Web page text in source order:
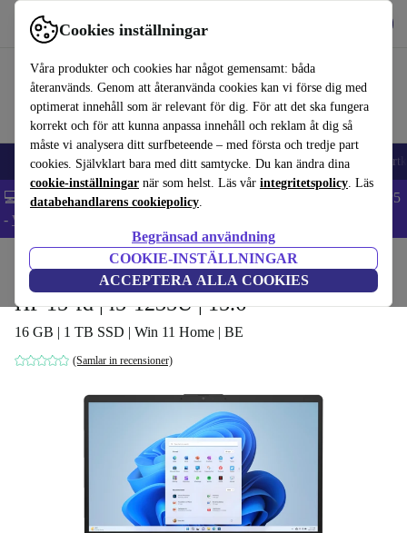
Cookies inställningar
Våra produkter och cookies har något gemensamt: båda
återanvänds. Genom att återanvända cookies kan vi förse dig med
optimerat innehåll som är relevant för dig. För att det ska fungera
korrekt och för att kunna anpassa innehåll och reklam åt dig så
måste vi analysera ditt surfbeteende – med första och tredje part
cookies. Självklart bara med ditt samtycke. Du kan ändra dina
cookie-inställningar när som helst. Läs vår integritetspolicy. Läs
databehandlarens cookiepolicy.
Begränsad användning
COOKIE-INSTÄLLNINGAR
ACCEPTERA ALLA COOKIES
Använd refurbed snabbt och enkelt
🎒 Back to school Mobiltelefoner Bärbara datorer Surfplattor
💻 Extra 5% rabatt på alla MacBooks och laptops - Code: LAPTOP5
- Villkor
Laptops HP Bärbara datorer
HP 15-fd | i5-1235U | 15.6"
16 GB | 1 TB SSD | Win 11 Home | BE
(Samlar in recensioner)